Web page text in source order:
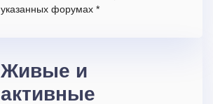
указанных форумах *
Живые и
активные